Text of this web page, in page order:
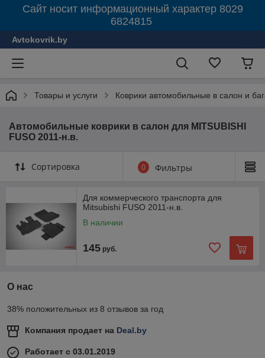
Сайт носит информационный характер 8029
6824815
Avtokovrik.by
Товары и услуги Коврики автомобильные в салон и
Автомобильные коврики в салон для MITSUBISHI
FUSO 2011-н.в.
Сортировка 0 Фильтры
Для коммерческого транспорта для
Mitsubishi FUSO 2011-н.в.
В наличии
145 руб.
О нас
38% положительных из 8 отзывов за год
Компания продает на Deal.by
Работает с 03.01.2019